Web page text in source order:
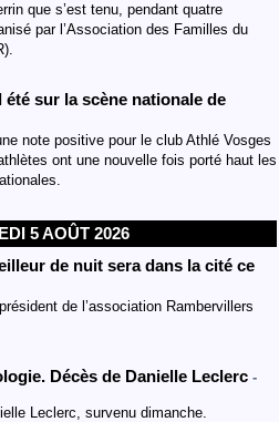
que s’est tenu, pendant quatre
par l’Association des Familles du
été sur la scène nationale de
note positive pour le club Athlé Vosges
ont une nouvelle fois porté haut les
5 AOÛT 2026
de nuit sera dans la cité ce
de l’association Rambervillers
Décès de Danielle Leclerc -
Leclerc, survenu dimanche.